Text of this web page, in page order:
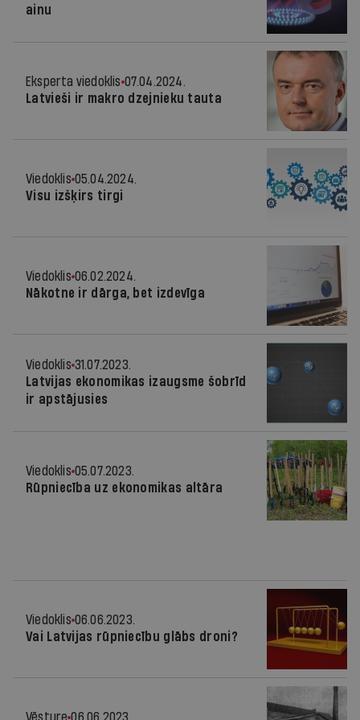
ainu
Eksperta viedoklis 07.04.2024.
Latvieši ir makro dzejnieku tauta
Viedoklis 05.04.2024.
Visu izšķirs tirgi
Viedoklis 06.02.2024.
Nākotne ir dārga, bet izdevīga
Viedoklis 31.07.2023.
Latvijas ekonomikas izaugsme šobrīd
ir apstājusies
Viedoklis 05.07.2023.
Rūpniecība uz ekonomikas altāra
Viedoklis 06.06.2023.
Vai Latvijas rūpniecību glābs droni?
Vēsture 06.06.2023.